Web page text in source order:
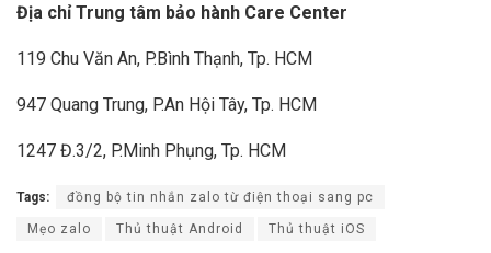
Địa chỉ Trung tâm bảo hành Care Center
119 Chu Văn An, P.Bình Thạnh, Tp. HCM
947 Quang Trung, P.An Hội Tây, Tp. HCM
1247 Đ.3/2, P.Minh Phụng, Tp. HCM
Tags: đồng bộ tin nhắn zalo từ điện thoại sang pc
Mẹo zalo Thủ thuật Android Thủ thuật iOS